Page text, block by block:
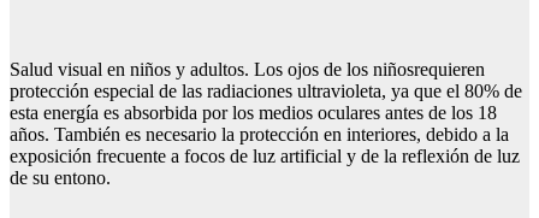
Salud visual en niños y adultos. Los ojos de los niñosrequieren
protección especial de las radiaciones ultravioleta, ya que el 80% de
esta energía es absorbida por los medios oculares antes de los 18
años. También es necesario la protección en interiores, debido a la
exposición frecuente a focos de luz artificial y de la reflexión de luz
de su entono.